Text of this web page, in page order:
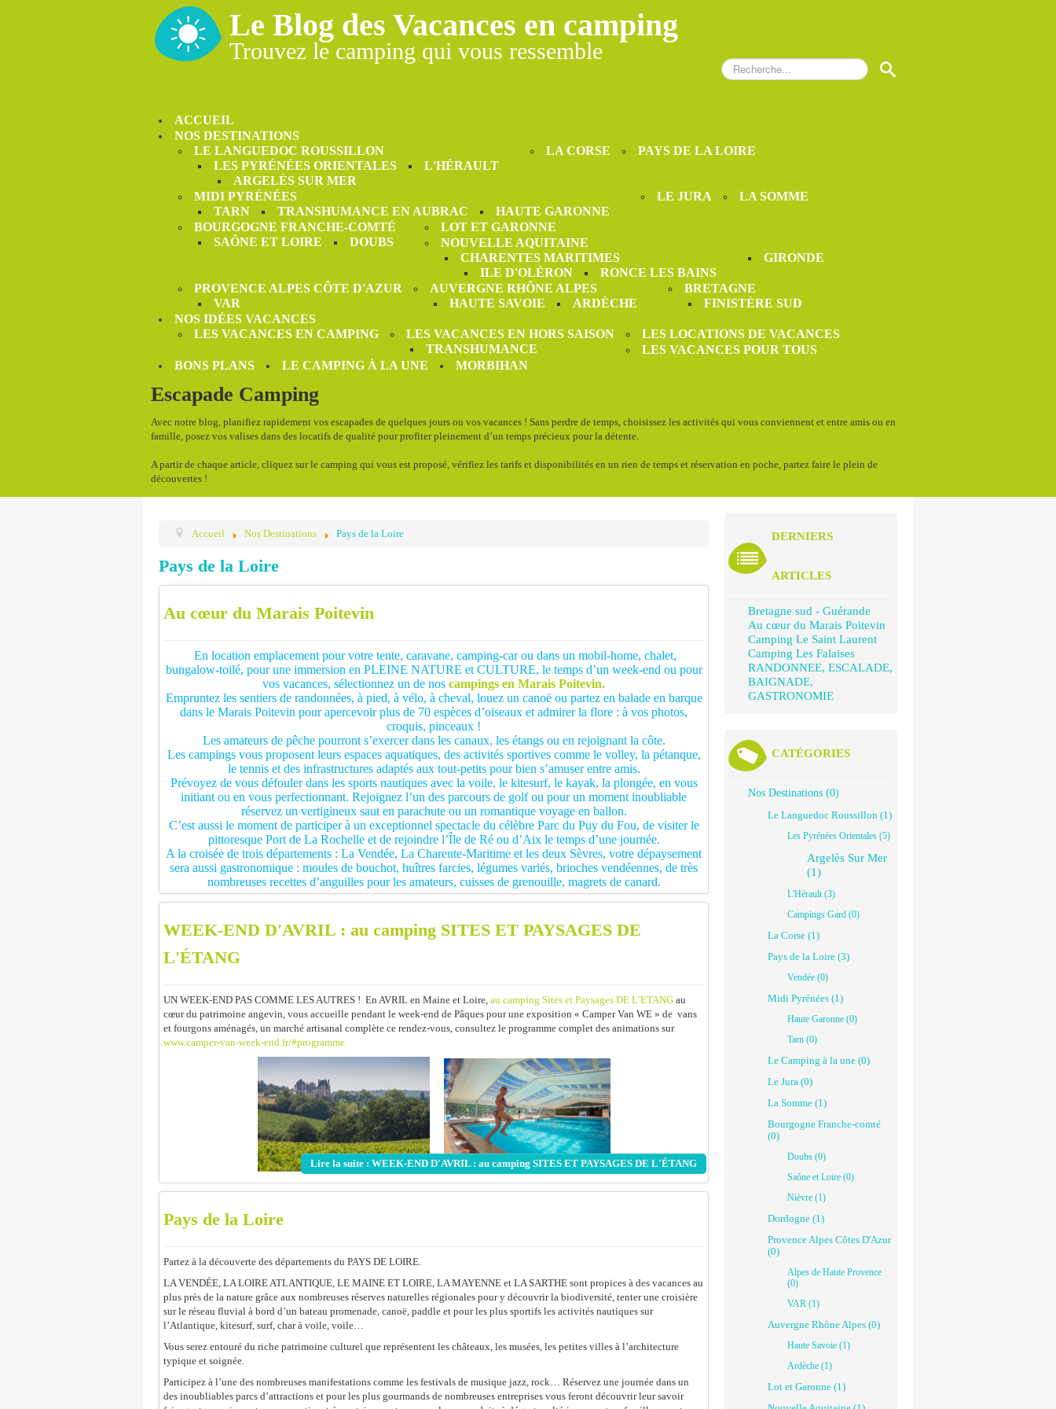
Le Blog des Vacances en camping
Trouvez le camping qui vous ressemble
Rechercher S
ACCUEIL
NOS DESTINATIONS
LE LANGUEDOC ROUSSILLON
LES PYRÉNÉES ORIENTALES
ARGELÈS SUR MER
L'HÉRAULT
LA CORSE PAYS DE LA LOIRE
MIDI PYRÉNÉES
TARN
TRANSHUMANCE EN AUBRAC HAUTE GARONNE
LE JURA LA SOMME
BOURGOGNE FRANCHE-COMTÉ
SAÔNE ET LOIRE
DOUBS
LOT ET GARONNE
NOUVELLE AQUITAINE
CHARENTES MARITIMES
ILE D'OLÉRON
RONCE LES BAINS
GIRONDE
PROVENCE ALPES CÔTE D'AZUR
VAR
AUVERGNE RHÔNE ALPES
HAUTE SAVOIE
ARDÈCHE
BRETAGNE
FINISTÈRE SUD
NOS IDÉES VACANCES
LES VACANCES EN CAMPING
LES VACANCES EN HORS SAISON
TRANSHUMANCE
LES LOCATIONS DE VACANCES
LES VACANCES POUR TOUS
BONS PLANS
LE CAMPING À LA UNE MORBIHAN
Escapade Camping
Avec notre blog, planifiez rapidement vos escapades de quelques jours ou vos vacances ! Sans perdre de temps, choisissez les activités qui vous conviennent et entre amis ou en
famille, posez vos valises dans des locatifs de qualité pour profiter pleinement d’un temps précieux pour la détente.
A partir de chaque article, cliquez sur le camping qui vous est proposé, vérifiez les tarifs et disponibilités en un rien de temps et réservation en poche, partez faire le plein de
découvertes !
Accueil Nos Destinations Pays de la Loire
Pays de la Loire
Au cœur du Marais Poitevin
En location emplacement pour votre tente, caravane, camping-car ou dans un mobil-home, chalet,
bungalow-toilé, pour une immersion en PLEINE NATURE et CULTURE, le temps d’un week-end ou pour
vos vacances, sélectionnez un de nos campings en Marais Poitevin.
Empruntez les sentiers de randonnées, à pied, à vélo, à cheval, louez un canoë ou partez en balade en barque
dans le Marais Poitevin pour apercevoir plus de 70 espèces d’oiseaux et admirer la flore : à vos photos,
croquis, pinceaux !
Les amateurs de pêche pourront s’exercer dans les canaux, les étangs ou en rejoignant la côte.
Les campings vous proposent leurs espaces aquatiques, des activités sportives comme le volley, la pétanque,
le tennis et des infrastructures adaptés aux tout-petits pour bien s’amuser entre amis.
Prévoyez de vous défouler dans les sports nautiques avec la voile, le kitesurf, le kayak, la plongée, en vous
initiant ou en vous perfectionnant. Rejoignez l’un des parcours de golf ou pour un moment inoubliable
réservez un vertigineux saut en parachute ou un romantique voyage en ballon.
C’est aussi le moment de participer à un exceptionnel spectacle du célèbre Parc du Puy du Fou, de visiter le
pittoresque Port de La Rochelle et de rejoindre l’Île de Ré ou d’Aix le temps d’une journée.
A la croisée de trois départements : La Vendée, La Charente-Maritime et les deux Sèvres, votre dépaysement
sera aussi gastronomique : moules de bouchot, huîtres farcies, légumes variés, brioches vendéennes, de très
nombreuses recettes d’anguilles pour les amateurs, cuisses de grenouille, magrets de canard.
WEEK-END D'AVRIL : au camping SITES ET PAYSAGES DE
L'ÉTANG
UN WEEK-END PAS COMME LES AUTRES ! En AVRIL en Maine et Loire, au camping Sites et Paysages DE L’ETANG au
cœur du patrimoine angevin, vous accueille pendant le week-end de Pâques pour une exposition « Camper Van WE » de vans
et fourgons aménagés, un marché artisanal complète ce rendez-vous, consultez le programme complet des animations sur
www.camper-van-week-end.fr/#programme
Lire la suite : WEEK-END D'AVRIL : au camping SITES ET PAYSAGES DE L'ÉTANG
Pays de la Loire
Partez à la découverte des départements du PAYS DE LOIRE.
LA VENDÉE, LA LOIRE ATLANTIQUE, LE MAINE ET LOIRE, LA MAYENNE et LA SARTHE sont propices à des vacances au
plus près de la nature grâce aux nombreuses réserves naturelles régionales pour y découvrir la biodiversité, tenter une croisière
sur le réseau fluvial à bord d’un bateau promenade, canoë, paddle et pour les plus sportifs les activités nautiques sur
l’Atlantique, kitesurf, surf, char à voile, voile…
Vous serez entouré du riche patrimoine culturel que représentent les châteaux, les musées, les petites villes à l’architecture
typique et soignée.
Participez à l’une des nombreuses manifestations comme les festivals de musique jazz, rock… Réservez une journée dans un
des inoubliables parcs d’attractions et pour les plus gourmands de nombreuses entreprises vous feront découvrir leur savoir
DERNIERS
ARTICLES
Bretagne sud - Guérande
Au cœur du Marais Poitevin
Camping Le Saint Laurent
Camping Les Falaises
RANDONNEE, ESCALADE,
BAIGNADE,
GASTRONOMIE
CATÉGORIES
Nos Destinations (0)
Le Languedoc Roussillon (1)
Les Pyrénées Orientales (5)
Argelès Sur Mer
(1)
L'Hérault (3)
Campings Gard (0)
La Corse (1)
Pays de la Loire (3)
Vendée (0)
Midi Pyrénées (1)
Haute Garonne (0)
Tarn (0)
Le Camping à la une (0)
Le Jura (0)
La Somme (1)
Bourgogne Franche-comté
(0)
Doubs (0)
Saône et Loire (0)
Nièvre (1)
Dordogne (1)
Provence Alpes Côtes D'Azur
(0)
Alpes de Haute Provence
(0)
VAR (1)
Auvergne Rhône Alpes (0)
Haute Savoie (1)
Ardèche (1)
Lot et Garonne (1)